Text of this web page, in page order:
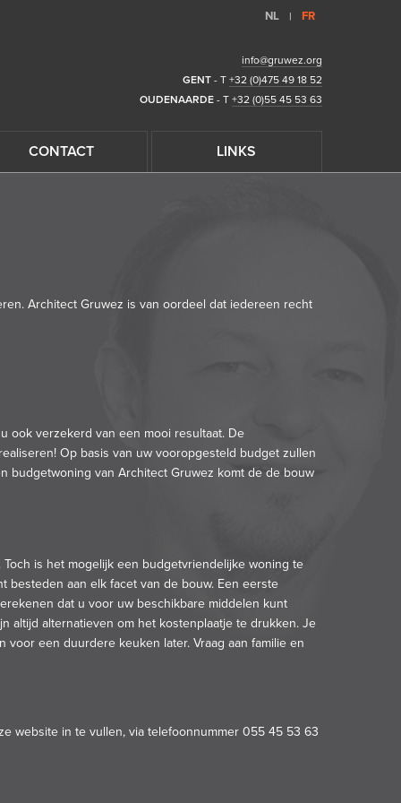
NL | FR
info@gruwez.org
GENT - T +32 (0)475 49 18 52
OUDENAARDE - T +32 (0)55 45 53 63
CONTACT LINKS
Architect Gruwez is van oordeel dat iedereen recht
ook verzekerd van een mooi resultaat. De
Op basis van uw vooropgesteld budget zullen
budgetwoning van Architect Gruwez komt de de bouw
is het mogelijk een budgetvriendelijke woning te
besteden aan elk facet van de bouw. Een eerste
dat u voor uw beschikbare middelen kunt
altijd alternatieven om het kostenplaatje te drukken. Je
een duurdere keuken later. Vraag aan familie en
website in te vullen, via telefoonnummer 055 45 53 63